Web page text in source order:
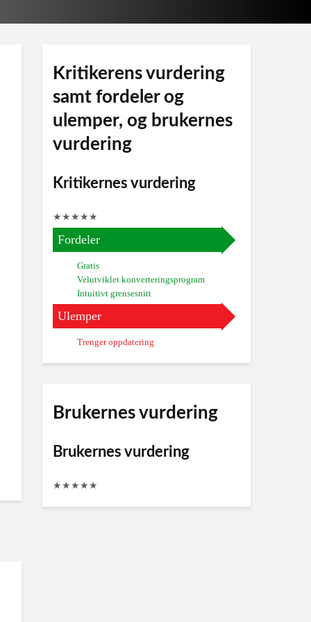
Kritikerens vurdering
samt fordeler og
ulemper, og brukernes
vurdering
Kritikernes vurdering
★ ★ ★ ★ ★
Fordeler
Gratis
Velutviklet konverteringsprogram
Intuitivt grensesnitt
Ulemper
Trenger oppdatering
Brukernes vurdering
Brukernes vurdering
★ ★ ★ ★ ★